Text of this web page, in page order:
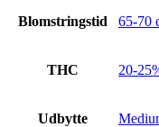
Blomstringstid 65-70
THC 20-
Udbytte